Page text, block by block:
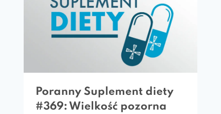
Poranny Suplement diety
#369: Wielkość pozorna